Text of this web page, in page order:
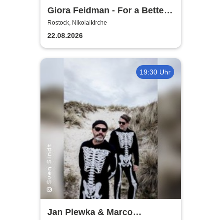
Giora Feidman - For a Better
World
Rostock, Nikolaikirche
22.08.2026
19:30 Uhr
Jan Plewka & Marco